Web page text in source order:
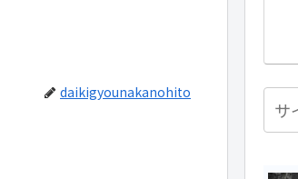
daikigyounakanohito